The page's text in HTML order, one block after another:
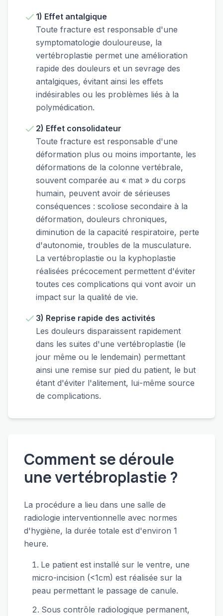
1) Effet antalgique
Toute fracture est responsable d'une
symptomatologie douloureuse, la
vertébroplastie permet une amélioration
rapide des douleurs et un sevrage des
antalgiques, évitant ainsi les effets
indésirables ou les problèmes liés à la
polymédication.
2) Effet consolidateur
Toute fracture est responsable d'une
déformation plus ou moins importante, les
déformations de la colonne vertébrale,
souvent comparée au « mat » du corps
humain, peuvent avoir de sérieuses
conséquences : scoliose secondaire à la
déformation, douleurs chroniques,
diminution de la capacité respiratoire, perte
d'autonomie, troubles de la musculature.
La vertébroplastie ou la kyphoplastie
réalisées précocement permettent d'éviter
toutes ces complications qui vont avoir un
impact sur la qualité de vie.
3) Reprise rapide des activités
Les douleurs disparaissent rapidement
dans les suites d'une vertébroplastie (le
jour même ou le lendemain) permettant
ainsi une remise sur pied du patient, le but
étant d'éviter l'alitement, lui-même source
de complications.
Comment se déroule
une vertébroplastie ?
La procédure a lieu dans une salle de
radiologie interventionnelle avec normes
d'hygiène, la durée totale est d'environ 1
heure.
Le patient est installé sur le ventre, une
micro-incision (<1cm) est réalisée sur la
peau permettant le passage de canule.
Sous contrôle radiologique permanent,